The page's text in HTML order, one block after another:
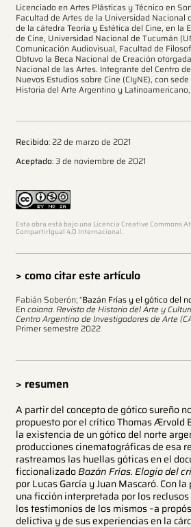
Licenciado en Artes Plásticas y Técnico en
Facultad de Artes de la Universidad Nacional
de la cátedra Teoría y Estética del Cine, en la
de Cine, Universidad Nacional de Tucumán
Comunicación Audiovisual, Facultad de
Obtuvo la Beca Nacional de Creación
Nacional de las Artes. Integrante del Centro
Nuevos Estudios sobre Cine (CIyNE), con
Historia del Arte Argentino y Latinoamericano,
Recibido: 22 de marzo de 2021
Aceptado: 3 de noviembre de 2021
Esta obra está bajo una Licencia Creative Commons
CompartirIgual 4.0 Internacional.
> como citar este artículo
Fabián Soberón; “Bazán Frías y el gótico del
Encaiana. Revista de Historia del Arte y
Centro Argentino de Investigadores de Arte
Primer semestre 2022
> resumen
A partir del concepto de gótico sureño
propuesto por el crítico Thomas Ærvold
la existencia de un gótico del norte
producciones cinematográficas de esa
rastreamos las huellas góticas en el
ficcionalizadoBazán Frías. Elogio del
por Lucas García y Juan Mascaró. Con
una ficción interpretada por los
los testimonios de los mismos –a
delictiva y de sus experiencias en la